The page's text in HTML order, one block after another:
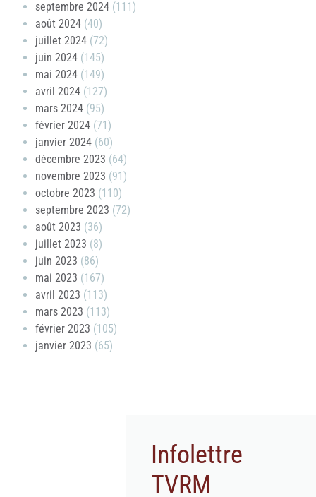
septembre 2024 (111)
août 2024 (40)
juillet 2024 (72)
juin 2024 (145)
mai 2024 (149)
avril 2024 (127)
mars 2024 (95)
février 2024 (71)
janvier 2024 (60)
décembre 2023 (64)
novembre 2023 (91)
octobre 2023 (110)
septembre 2023 (72)
août 2023 (36)
juillet 2023 (8)
juin 2023 (86)
mai 2023 (167)
avril 2023 (113)
mars 2023 (113)
février 2023 (105)
janvier 2023 (65)
Infolettre
TVRM